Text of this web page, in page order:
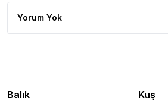
Yorum Yok
Balık Kuş